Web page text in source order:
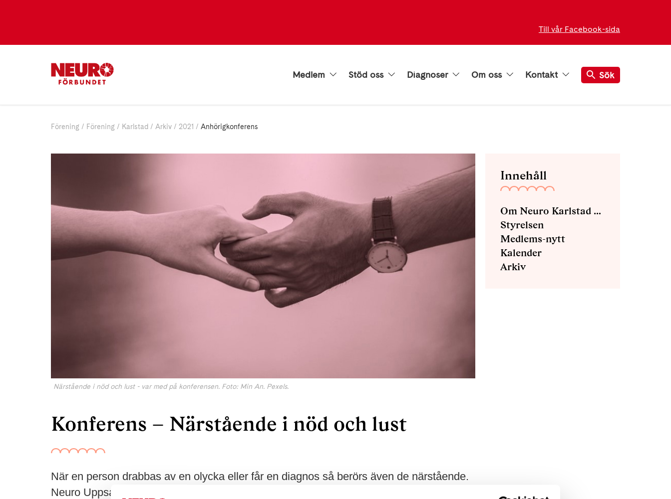
Till vår Facebook-sida
Medlem Stöd oss Diagnoser Om oss Kontakt Sök
Förening Förening Karlstad Arkiv 2021 Anhörigkonferens
Närstående i nöd och lust - var med på konferensen. Foto: Min An. Pexels.
Konferens – Närstående i nöd och lust
När en person drabbas av en olycka eller får en diagnos så berörs även de närstående.
Neuro Uppsala-Knivsta ordnar en konferens online om hur man kan hantera det.
Innehåll
Om Neuro Karlstad med omnejd
Styrelsen
Medlems-nytt
Kalender
Arkiv